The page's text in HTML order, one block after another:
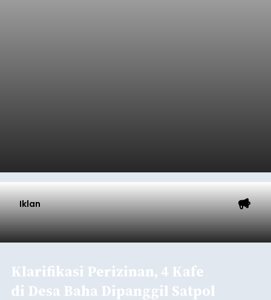
Iklan
Klarifikasi Perizinan, 4 Kafe
di Desa Baha Dipanggil Satpol